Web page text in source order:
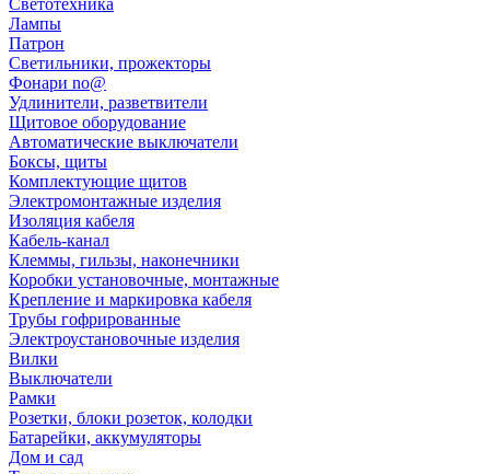
Светотехника
Лампы
Патрон
Светильники, прожекторы
Фонари no@
Удлинители, разветвители
Щитовое оборудование
Автоматические выключатели
Боксы, щиты
Комплектующие щитов
Электромонтажные изделия
Изоляция кабеля
Кабель-канал
Клеммы, гильзы, наконечники
Коробки установочные, монтажные
Крепление и маркировка кабеля
Трубы гофрированные
Электроустановочные изделия
Вилки
Выключатели
Рамки
Розетки, блоки розеток, колодки
Батарейки, аккумуляторы
Дом и сад